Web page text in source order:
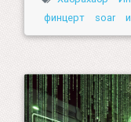
финцерт
soar